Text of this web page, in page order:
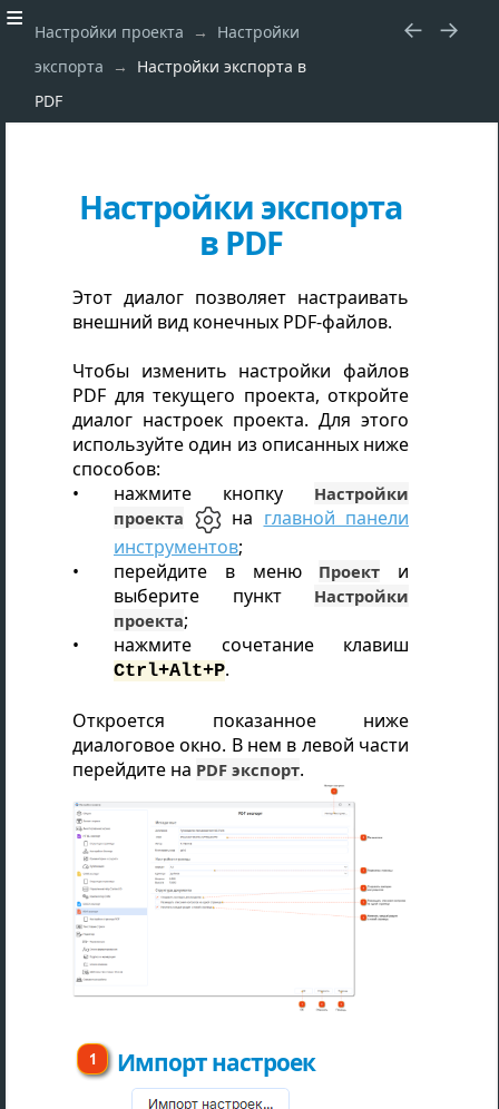
Настройки проекта
Настройки
экспорта
Настройки экспорта в
PDF
Настройки экспорта
в PDF
Этот диалог позволяет настраивать
внешний вид конечных PDF-файлов.
Чтобы изменить настройки файлов
PDF для текущего проекта, откройте
диалог настроек проекта. Для этого
используйте один из описанных ниже
способов:
нажмите кнопку Настройки
проекта
на главной панели
инструментов;
перейдите в меню Проект и
выберите пункт Настройки
проекта;
нажмите сочетание клавиш
Ctrl+Alt+P.
Откроется показанное ниже
диалоговое окно. В нем в левой части
перейдите на PDF экспорт.
Импорт настроек